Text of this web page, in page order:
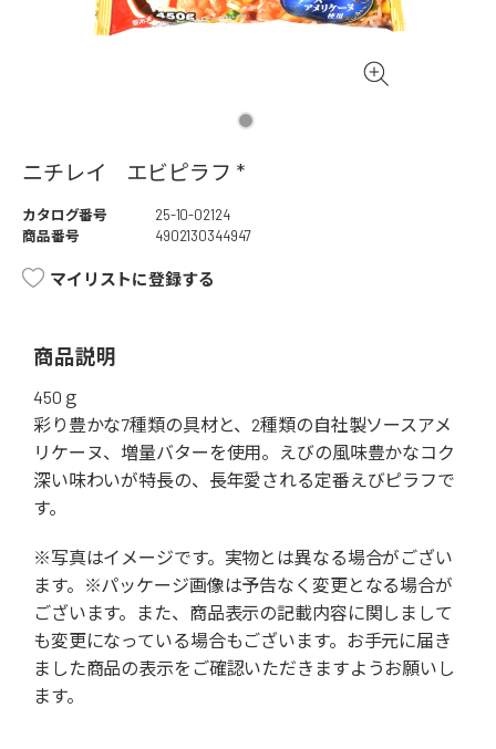
ニチレイ エビピラフ *
カタログ番号
25-10-02124
商品番号
4902130344947
マイリストに登録する
商品説明
450ｇ
彩り豊かな7種類の具材と、2種類の自社製ソースアメ
リケーヌ、増量バターを使用。えびの風味豊かなコク
深い味わいが特長の、長年愛される定番えびピラフで
す。
※写真はイメージです。実物とは異なる場合がござい
ます。※パッケージ画像は予告なく変更となる場合が
ございます。また、商品表示の記載内容に関しまして
も変更になっている場合もございます。お手元に届き
ました商品の表示をご確認いただきますようお願いし
ます。